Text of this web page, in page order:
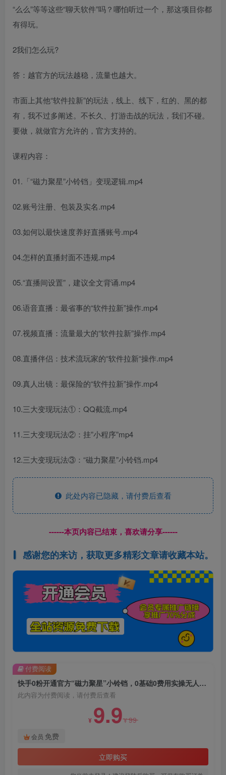
“么么”等等这些“聊天软件”吗？哪怕听过一个，那这项目你都
有得玩。
2我们怎么玩?
答：越官方的玩法越稳，流量也越大。
市面上其他“软件拉新”的玩法，线上、线下，红的、黑的都
有，我不过多阐述。不长久、打游击战的玩法，我们不碰。
要做，就做官方允许的，官方支持的。
课程内容：
01.「“磁力聚星”小铃铛」变现逻辑.mp4
02.账号注册、包装及实名.mp4
03.如何以最快速度养好直播账号.mp4
04.怎样的直播封面不违规.mp4
05.“直播间设置”，建议全文背诵.mp4
06.语音直播：最省事的“软件拉新”操作.mp4
07.视频直播：流量最大的“软件拉新”操作.mp4
08.直播伴侣：技术流玩家的“软件拉新“操作.mp4
09.真人出镜：最保险的“软件拉新”操作.mp4
10.三大变现玩法①：QQ截流.mp4
11.三大变现玩法②：挂”小程序”mp4
12.三大变现玩法③：“磁力聚星”小铃铛.mp4
此处内容已隐藏，请付费后查看
------本页内容已结束，喜欢请分享------
感谢您的来访，获取更多精彩文章请收藏本站。
快手0粉开通官方“磁力聚星”小铃铛，0基础0费用实操无人直播“软件拉新”，每晚轻松入账1000+【揭秘】
此内容为付费阅读，请付费后查看
¥ 9.9¥99
会员 免费
立即购买
付费阅读